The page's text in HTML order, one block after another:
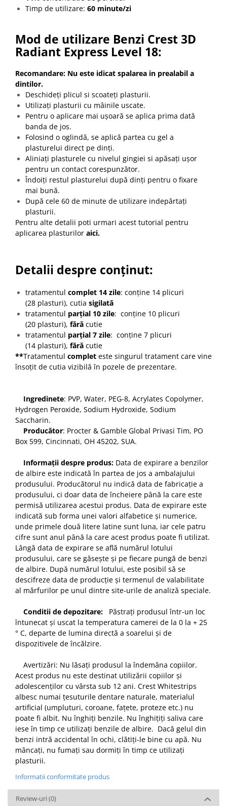
Timp de utilizare: 60 minute/zi
Mod de utilizare Benzi Crest 3D
Radiant Express Level 18:
Recomandare: Nu este idicat spalarea in prealabil a
dintilor.
Deschideți plicul si scoateți plasturii.
Utilizați plasturii cu mâinile uscate.
Pentru o aplicare mai ușoară se aplica prima dată
banda de jos.
Folosind o oglindă, se aplică partea cu gel a
plasturelui direct pe dinți.
Aliniați plasturele cu nivelul gingiei si apăsați ușor
pentru un contact corespunzător.
Îndoiți restul plasturelui după dinți pentru o fixare
mai bună.
După cele 60 de minute de utilizare indepărtați
plasturii.
Pentru alte detalii poti urmari acest tutorial pentru
aplicarea plasturilor aici.
Detalii despre conținut:
tratamentul complet 14 zile: conține 14 plicuri
(28 plasturi), cutia sigilată
tratamentul parțial 10 zile: conține 10 plicuri
(20 plasturi), fără cutie
tratamentul parțial 7 zile: conține 7 plicuri
(14 plasturi), fără cutie
**Tratamentul complet este singurul tratament care vine
însoțit de cutia vizibilă în pozele de prezentare.
Ingredinete: PVP, Water, PEG-8, Acrylates Copolymer,
Hydrogen Peroxide, Sodium Hydroxide, Sodium
Saccharin.
Producător: Procter & Gamble Global Privasi Tim, PO
Box 599, Cincinnati, OH 45202, SUA.
Informații despre produs: Data de expirare a benzilor
de albire este indicată în partea de jos a ambalajului
produsului. Producătorul nu indică data de fabricație a
produsului, ci doar data de încheiere până la care este
permisă utilizarea acestui produs. Data de expirare este
indicată sub forma unei valori alfabetice și numerice,
unde primele două litere latine sunt luna, iar cele patru
cifre sunt anul până la care acest produs poate fi utilizat.
Lângă data de expirare se află numărul lotului
produsului, care se găsește și pe fiecare pungă de benzi
de albire. După numărul lotului, este posibil să se
descifreze data de producție și termenul de valabilitate
al mărfurilor pe unul dintre site-urile de analiză speciale.
Conditii de depozitare: Păstrați produsul într-un loc
întunecat și uscat la temperatura camerei de la 0 la + 25
° C, departe de lumina directă a soarelui și de
dispozitivele de încălzire.
Avertizări: Nu lăsați produsul la îndemâna copiilor.
Acest produs nu este destinat utilizării copiilor și
adolescenților cu vârsta sub 12 ani. Crest Whitestrips
albesc numai țesuturile dentare naturale, materialul
artificial (umpluturi, coroane, fațete, proteze etc.) nu
poate fi albit. Nu înghiți benzile. Nu înghițiți saliva care
iese în timp ce utilizați benzile de albire. Dacă gelul din
benzi intră accidental în ochi, clătiți-le bine cu apă. Nu
mâncați, nu fumați sau dormiți în timp ce utilizați
plasturii.
Informatii conformitate produs
Review-uri (0)